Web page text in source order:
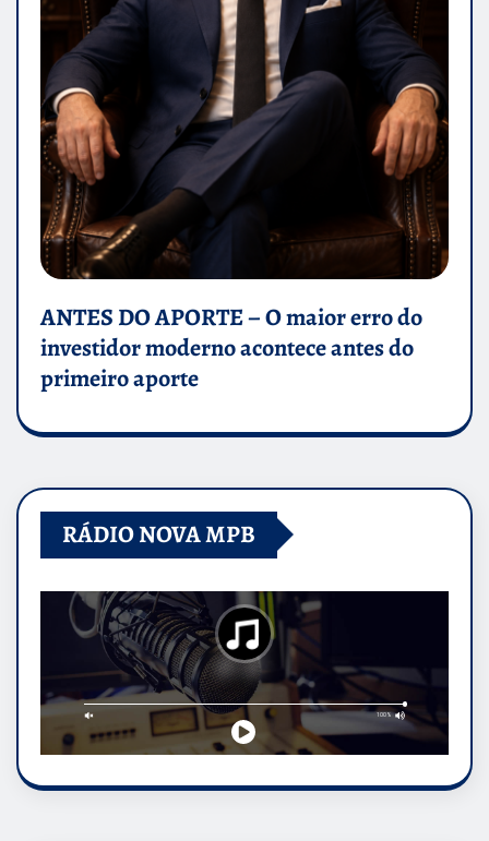
ANTES DO APORTE – O maior erro do
investidor moderno acontece antes do
primeiro aporte
RÁDIO NOVA MPB